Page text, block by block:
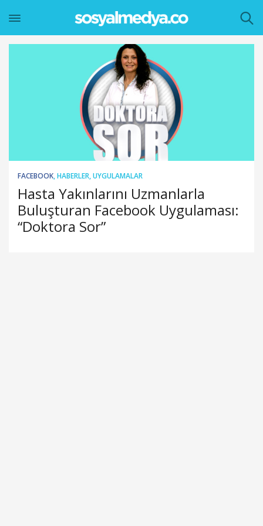
FACEBOOK,HABERLER,UYGULAMALAR
Hasta Yakınlarını Uzmanlarla
Buluşturan Facebook Uygulaması:
“Doktora Sor”